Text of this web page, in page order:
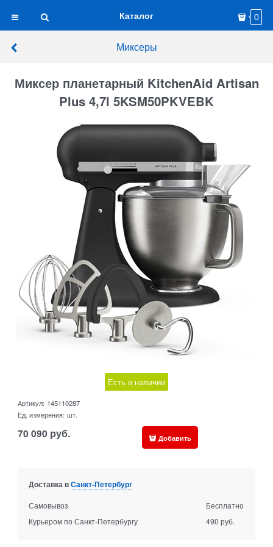
Каталог 0
Миксеры
Миксер планетарный KitchenAid Artisan
Plus 4,7l 5KSM50PKVEBK
Есть в наличии
Артикул: 145110287
Ед. измерения: шт.
70 090 руб. Добавить
Доставка вСанкт-Петербург
Самовывоз
Бесплатно
Курьером по Санкт-Петербургу
490 руб.